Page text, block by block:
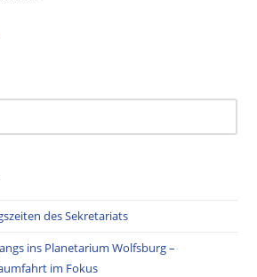
des Sekretariats
ins Planetarium Wolfsburg –
im Fokus